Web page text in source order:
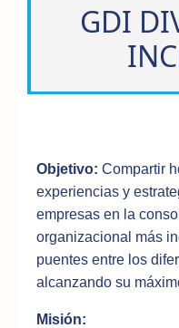
GDI
Objetivo: Compartir
experiencias y
empresas en la
organizacional más
puentes entre los
alcanzando su
Misión: